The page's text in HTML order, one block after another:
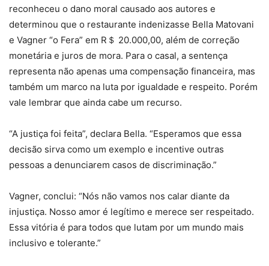
reconheceu o dano moral causado aos autores e
determinou que o restaurante indenizasse Bella Matovani
e Vagner “o Fera” em R＄ 20.000,00, além de correção
monetária e juros de mora. Para o casal, a sentença
representa não apenas uma compensação financeira, mas
também um marco na luta por igualdade e respeito. Porém
vale lembrar que ainda cabe um recurso.
“A justiça foi feita”, declara Bella. “Esperamos que essa
decisão sirva como um exemplo e incentive outras
pessoas a denunciarem casos de discriminação.”
Vagner, conclui: “Nós não vamos nos calar diante da
injustiça. Nosso amor é legítimo e merece ser respeitado.
Essa vitória é para todos que lutam por um mundo mais
inclusivo e tolerante.”